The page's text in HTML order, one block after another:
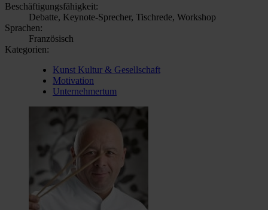
Beschäftigungsfähigkeit:
Debatte, Keynote-Sprecher, Tischrede, Workshop
Sprachen:
Französisch
Kategorien:
Kunst Kultur & Gesellschaft
Motivation
Unternehmertum